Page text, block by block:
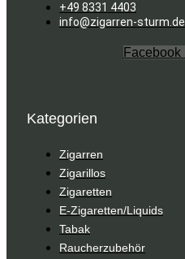
+49 8331 4403
info@zigarren-sturm.de
Facebook
Kategorien
Zigarren
Zigarillos
Zigaretten
E-Zigaretten/Liquids
Tabak
Raucherzubehör